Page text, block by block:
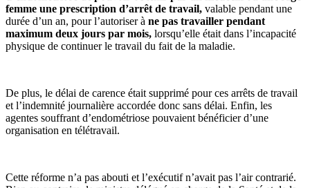
femme une prescription d’arrêt de travail, valable pendant une
durée d’un an, pour l’autoriser à ne pas travailler pendant
maximum deux jours par mois, lorsqu’elle était dans l’incapacité
physique de continuer le travail du fait de la maladie.
De plus, le délai de carence était supprimé pour ces arrêts de travail
et l’indemnité journalière accordée donc sans délai. Enfin, les
agentes souffrant d’endométriose pouvaient bénéficier d’une
organisation en télétravail.
Cette réforme n’a pas abouti et l’exécutif n’avait pas l’air contrarié.